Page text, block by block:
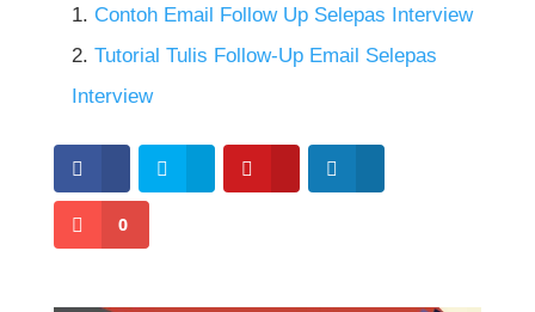
panik. Namun, adalah penting untuk sentiasa
menyemak ejaan dan struktur ayat sebelum
menghantar emel. Mesej yang tersusun dan
gambaran yang lebih baik tentang
profesionalisme anda.
Contoh Email Follow Up Selepas Interview
Tutorial Tulis Follow-Up Email Selepas
Interview
0